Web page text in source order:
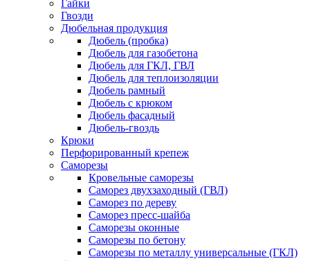
Гайки
Гвозди
Дюбельная продукция
Дюбель (пробка)
Дюбель для газобетона
Дюбель для ГКЛ, ГВЛ
Дюбель для теплоизоляции
Дюбель рамный
Дюбель с крюком
Дюбель фасадный
Дюбель-гвоздь
Крюки
Перфорированный крепеж
Саморезы
Кровельные саморезы
Саморез двухзаходный (ГВЛ)
Саморез по дереву
Саморез пресс-шайба
Саморезы оконные
Саморезы по бетону
Саморезы по металлу универсальные (ГКЛ)